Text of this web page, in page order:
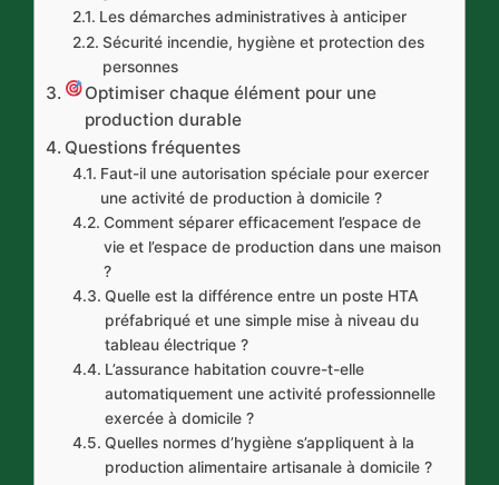
Les démarches administratives à anticiper
Sécurité incendie, hygiène et protection des
personnes
Optimiser chaque élément pour une
production durable
Questions fréquentes
Faut-il une autorisation spéciale pour exercer
une activité de production à domicile ?
Comment séparer efficacement l’espace de
vie et l’espace de production dans une maison
?
Quelle est la différence entre un poste HTA
préfabriqué et une simple mise à niveau du
tableau électrique ?
L’assurance habitation couvre-t-elle
automatiquement une activité professionnelle
exercée à domicile ?
Quelles normes d’hygiène s’appliquent à la
production alimentaire artisanale à domicile ?